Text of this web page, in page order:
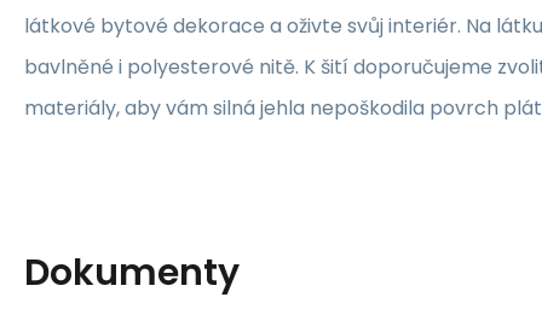
látkové bytové dekorace a oživte svůj interiér. Na
bavlněné i polyesterové nitě. K šití doporučujeme
materiály, aby vám silná jehla nepoškodila povrch
Dokumenty